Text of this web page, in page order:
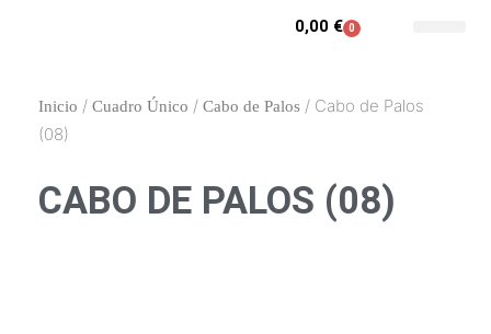
0,00 € 0
Carrito
Inicio / Cuadro Único / Cabo de Palos / Cabo de Palos
(08)
CABO DE PALOS (08)